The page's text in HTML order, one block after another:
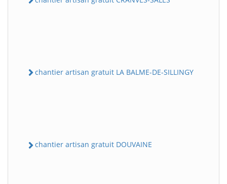
chantier artisan gratuit LA BALME-DE-SILLINGY
chantier artisan gratuit DOUVAINE